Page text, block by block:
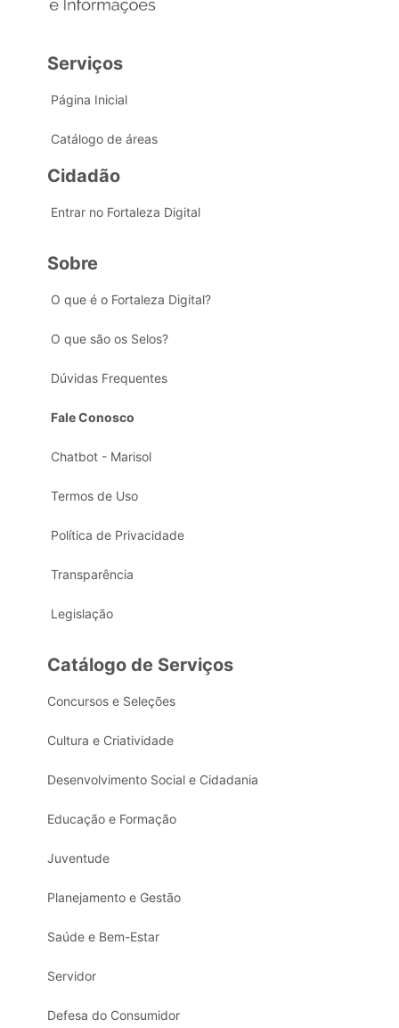
Serviços
Página Inicial
Catálogo de áreas
Cidadão
Entrar no Fortaleza Digital
Sobre
O que é o Fortaleza Digital?
O que são os Selos?
Dúvidas Frequentes
Fale Conosco
Chatbot - Marisol
Termos de Uso
Política de Privacidade
Transparência
Legislação
Catálogo de Serviços
Concursos e Seleções
Cultura e Criatividade
Desenvolvimento Social e Cidadania
Educação e Formação
Juventude
Planejamento e Gestão
Saúde e Bem-Estar
Servidor
Defesa do Consumidor